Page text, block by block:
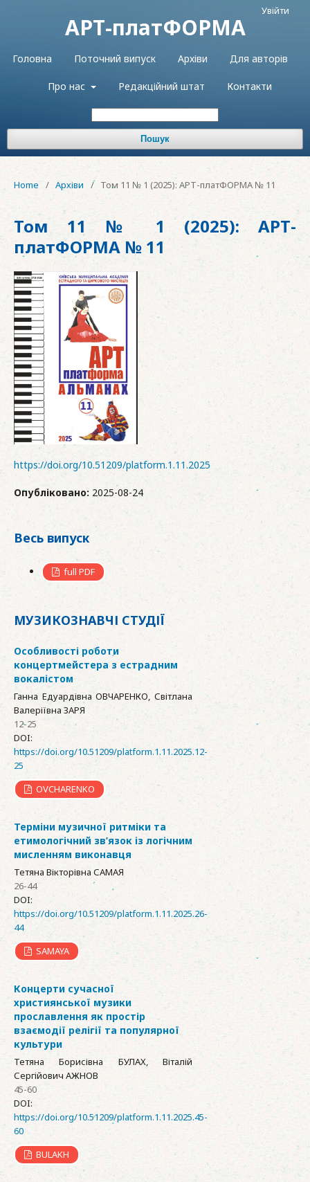
АРТ-платФОРМА
Головна Поточний випуск Архіви Для авторів
Про нас Редакційний штат Контакти
Пошук
Увійти
Home / Архіви / Том 11 № 1 (2025): АРТ-платФОРМА № 11
Том 11 № 1 (2025): АРТ-
платФОРМА № 11
https://doi.org/10.51209/platform.1.11.2025
Опубліковано: 2025-08-24
Весь випуск
full PDF
МУЗИКОЗНАВЧІ СТУДІЇ
Особливості роботи
концертмейстера з естрадним
вокалістом
Ганна Едуардівна ОВЧАРЕНКО, Світлана
Валеріївна ЗАРЯ
12-25
DOI:
https://doi.org/10.51209/platform.1.11.2025.12-
25
OVCHARENKO
Терміни музичної ритміки та
етимологічний зв’язок із логічним
мисленням виконавця
Тетяна Вікторівна САМАЯ
26-44
DOI:
https://doi.org/10.51209/platform.1.11.2025.26-
44
SAMAYA
Концерти сучасної
християнської музики
прославлення як простір
взаємодії релігії та популярної
культури
Тетяна Борисівна БУЛАХ, Віталій
Сергійович АЖНОВ
45-60
DOI:
https://doi.org/10.51209/platform.1.11.2025.45-
60
BULAKH